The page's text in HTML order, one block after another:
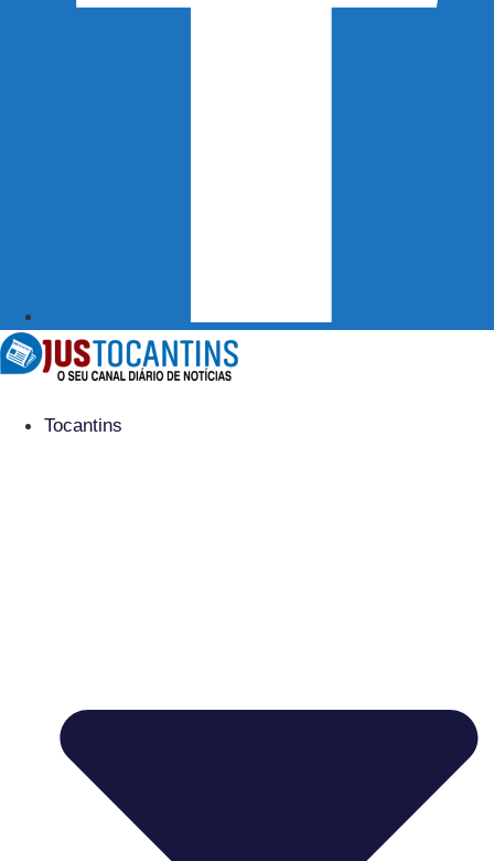
Tocantins